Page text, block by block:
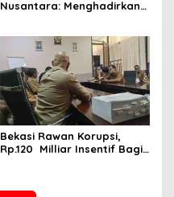
Nusantara: Menghadirkan
Rasa Laut Nusantara di
BEKASi
Bekasi Rawan Korupsi,
Rp.120 Milliar Insentif Bagi